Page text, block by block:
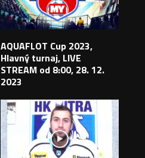
AQUAFLOT Cup 2023,
Hlavný turnaj, LIVE
STREAM od 8:00, 28. 12.
2023